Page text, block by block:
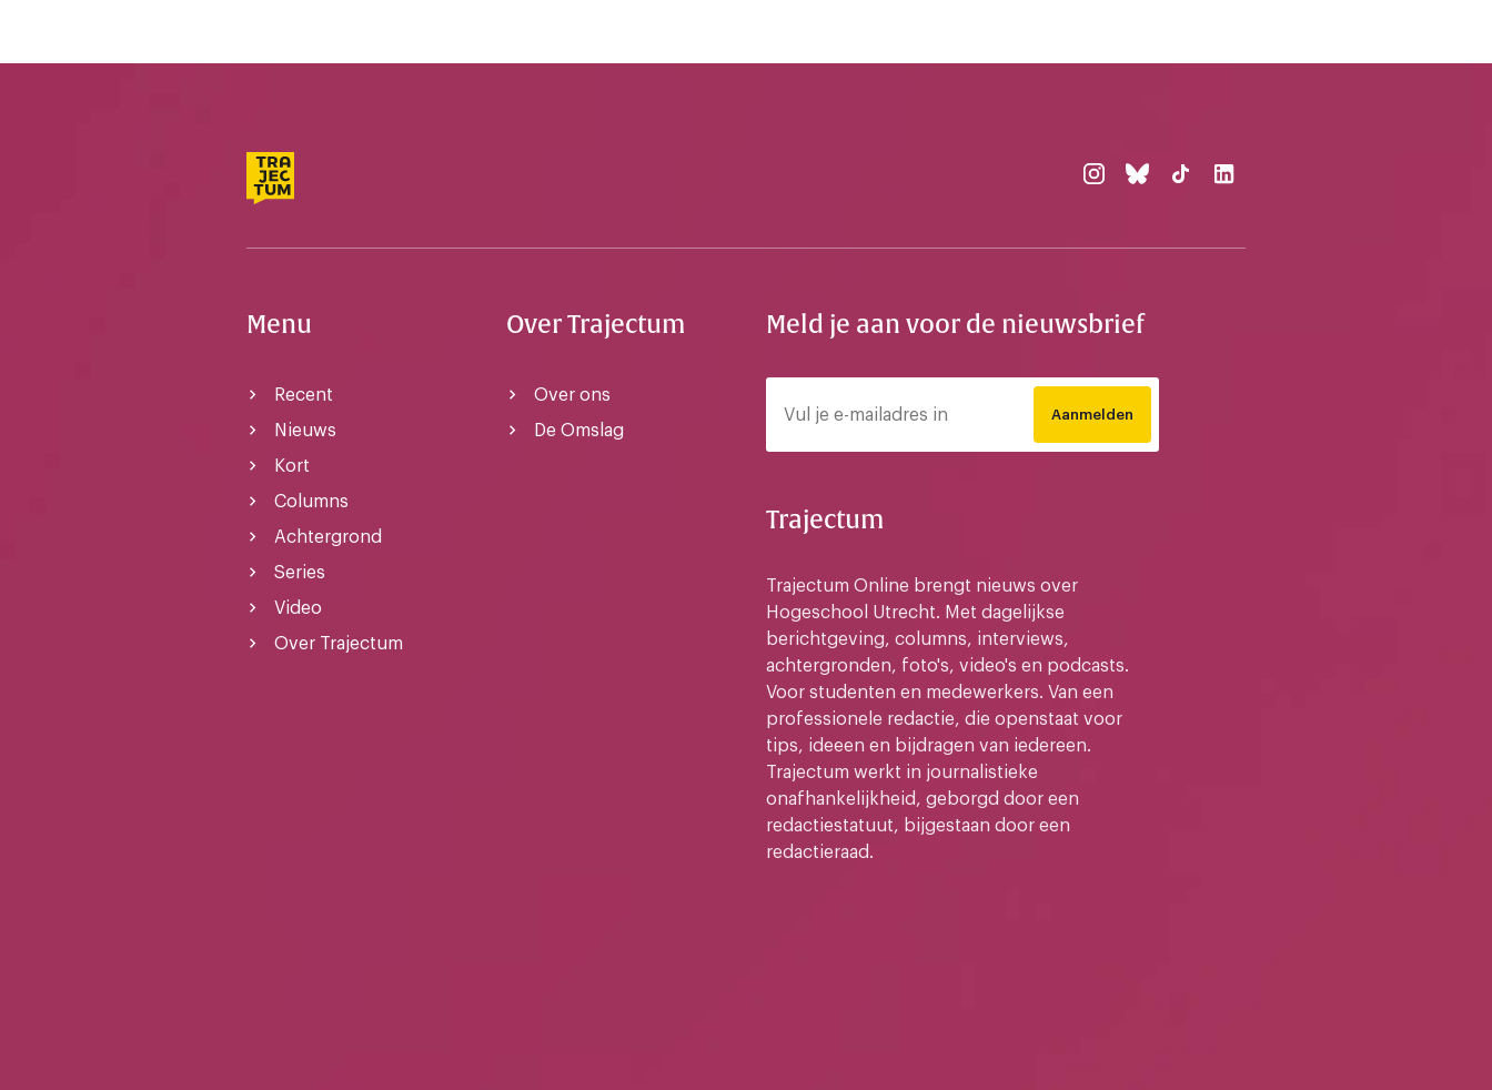
Menu
Recent
Nieuws
Kort
Columns
Achtergrond
Series
Video
Over Trajectum
Over Trajectum
Over ons
De Omslag
Meld je aan voor de nieuwsbrief
Aanmelden
Trajectum
Trajectum Online brengt nieuws over
Hogeschool Utrecht. Met dagelijkse
berichtgeving, columns, interviews,
achtergronden, foto's, video's en podcasts.
Voor studenten en medewerkers. Van een
professionele redactie, die openstaat voor
tips, ideeen en bijdragen van iedereen.
Trajectum werkt in journalistieke
onafhankelijkheid, geborgd door een
redactiestatuut, bijgestaan door een
redactieraad.